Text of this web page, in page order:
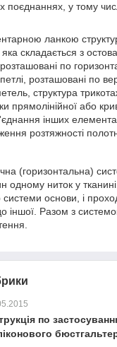
поєднаннях, у тому
ланкою
складається з
по
розташовані по
структура
прямолінійної або
інших
розтяжності
(горизонтальна)
одному ниток у
основи, і
іншої. Разом з
по